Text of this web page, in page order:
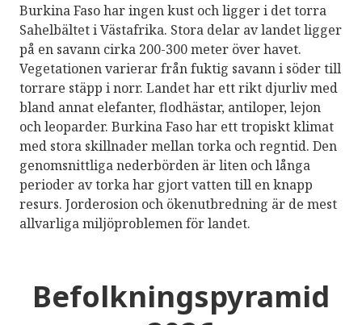
Burkina Faso har ingen kust och ligger i det torra
Sahelbältet i Västafrika. Stora delar av landet ligger
på en savann cirka 200-300 meter över havet.
Vegetationen varierar från fuktig savann i söder till
torrare stäpp i norr. Landet har ett rikt djurliv med
bland annat elefanter, flodhästar, antiloper, lejon
och leoparder. Burkina Faso har ett tropiskt klimat
med stora skillnader mellan torka och regntid. Den
genomsnittliga nederbörden är liten och långa
perioder av torka har gjort vatten till en knapp
resurs. Jorderosion och ökenutbredning är de mest
allvarliga miljöproblemen för landet.
Befolkningspyramid